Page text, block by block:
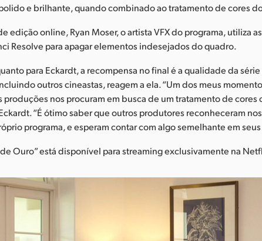
e brilhante, quando combinado ao tratamento de cores
edição online, Ryan Moser, o artista VFX do programa, utiliza
Resolve para apagar elementos indesejados do quadro.
para Eckardt, a recompensa no final é a qualidade da
outros cineastas, reagem a ela. “Um dos meus
produções nos procuram em busca de um tratamento de cores
“É ótimo saber que outros produtores reconheceram
programa, e esperam contar com algo semelhante em
Ouro” está disponível para streaming exclusivamente na